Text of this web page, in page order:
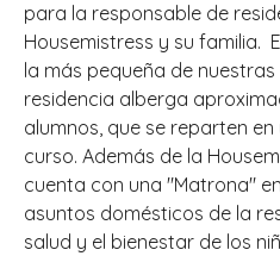
para la responsable de
Housemistress y su familia.
la más pequeña de
residencia alberga
alumnos, que se reparten
curso. Además de la
cuenta con una "Matrona"
asuntos domésticos de la
salud y el bienestar de los